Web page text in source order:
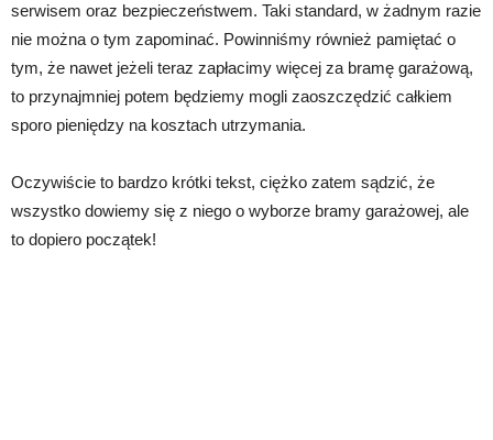
serwisem oraz bezpieczeństwem. Taki standard, w żadnym razie
nie można o tym zapominać. Powinniśmy również pamiętać o
tym, że nawet jeżeli teraz zapłacimy więcej za bramę garażową,
to przynajmniej potem będziemy mogli zaoszczędzić całkiem
sporo pieniędzy na kosztach utrzymania.
Oczywiście to bardzo krótki tekst, ciężko zatem sądzić, że
wszystko dowiemy się z niego o wyborze bramy garażowej, ale
to dopiero początek!